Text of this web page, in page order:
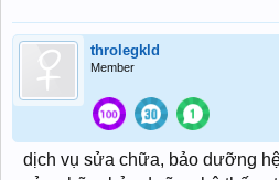
throlegkld
Member
dịch vụ sửa chữa, bảo dưỡng